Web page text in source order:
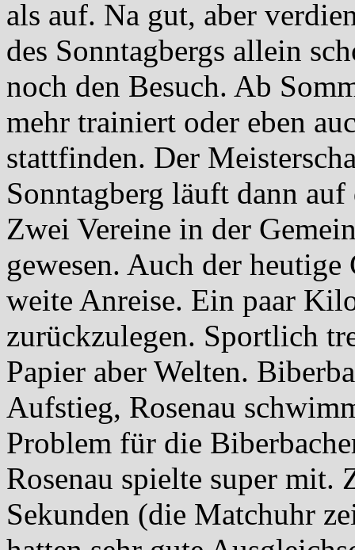
als auf. Na gut, aber
des Sonntagbergs allein
noch den Besuch. Ab
mehr trainiert oder eben
stattfinden. Der
Sonntagberg läuft dann
Zwei Vereine in der
gewesen. Auch der
weite Anreise. Ein paar
zurückzulegen. Sportlich
Papier aber Welten.
Aufstieg, Rosenau
Problem für die
Rosenau spielte super mit.
Sekunden (die Matchuhr